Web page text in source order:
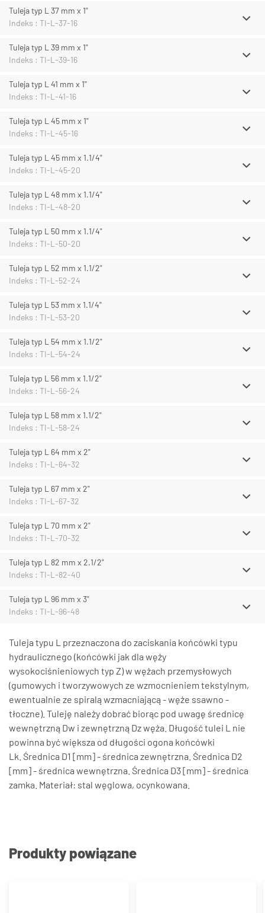
Tuleja typ L 37 mm x 1"
Indeks : TI-L-37-16
Tuleja typ L 39 mm x 1"
Indeks : TI-L-39-16
Tuleja typ L 41 mm x 1"
Indeks : TI-L-41-16
Tuleja typ L 45 mm x 1"
Indeks : TI-L-45-16
Tuleja typ L 45 mm x 1.1/4"
Indeks : TI-L-45-20
Tuleja typ L 48 mm x 1.1/4"
Indeks : TI-L-48-20
Tuleja typ L 50 mm x 1.1/4"
Indeks : TI-L-50-20
Tuleja typ L 52 mm x 1.1/2"
Indeks : TI-L-52-24
Tuleja typ L 53 mm x 1.1/4"
Indeks : TI-L-53-20
Tuleja typ L 54 mm x 1.1/2"
Indeks : TI-L-54-24
Tuleja typ L 56 mm x 1.1/2"
Indeks : TI-L-56-24
Tuleja typ L 58 mm x 1.1/2"
Indeks : TI-L-58-24
Tuleja typ L 64 mm x 2"
Indeks : TI-L-64-32
Tuleja typ L 67 mm x 2"
Indeks : TI-L-67-32
Tuleja typ L 70 mm x 2"
Indeks : TI-L-70-32
Tuleja typ L 82 mm x 2.1/2"
Indeks : TI-L-82-40
Tuleja typ L 96 mm x 3"
Indeks : TI-L-96-48
Tuleja typu L przeznaczona do zaciskania końcówki typu
hydraulicznego (końcówki jak dla węży
wysokociśnieniowych typ Z) w wężach przemysłowych
(gumowych i tworzywowych ze wzmocnieniem tekstylnym,
ewentualnie ze spiralą wzmacniającą - węże ssawno -
tłoczne). Tuleję należy dobrać biorąc pod uwagę średnicę
wewnętrzną Dw i zewnętrzną Dz węża. Długość tulei L nie
powinna być większa od długości ogona końcówki
Lk. Średnica D1 [mm] - średnica zewnętrzna. Średnica D2
[mm] - średnica wewnętrzna. Średnica D3 [mm] - średnica
zamka. Materiał: stal węglowa, ocynkowana.
Produkty powiązane